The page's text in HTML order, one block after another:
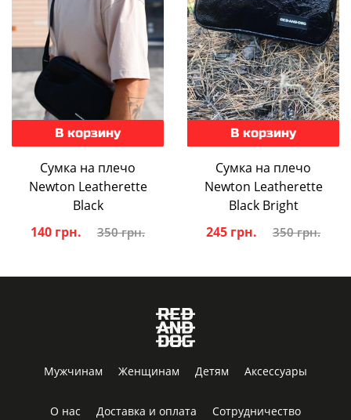
В корзину
Сумка на плечо
Newton Leatherette
Black
140 грн.
350 грн.
В корзину
Сумка на плечо
Newton Leatherette
Black Bright
245 грн.
350 грн.
Мужчинам Женщинам Детям Аксессуары
О нас Доставка и оплата
Сотрудничество